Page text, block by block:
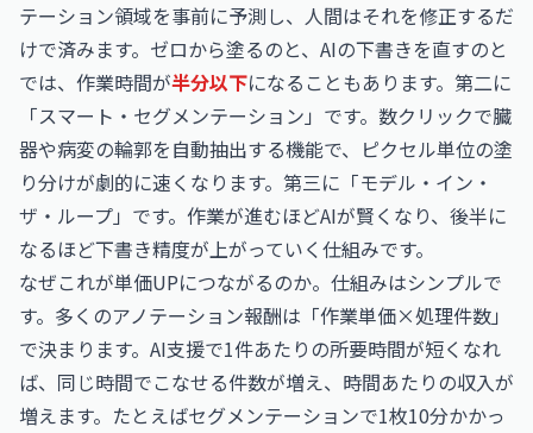
テーション領域を事前に予測し、人間はそれを修正するだ
けで済みます。ゼロから塗るのと、AIの下書きを直すのと
では、作業時間が半分以下になることもあります。第二に
「スマート・セグメンテーション」です。数クリックで臓
器や病変の輪郭を自動抽出する機能で、ピクセル単位の塗
り分けが劇的に速くなります。第三に「モデル・イン・
ザ・ループ」です。作業が進むほどAIが賢くなり、後半に
なるほど下書き精度が上がっていく仕組みです。
なぜこれが単価UPにつながるのか。仕組みはシンプルで
す。多くのアノテーション報酬は「作業単価×処理件数」
で決まります。AI支援で1件あたりの所要時間が短くなれ
ば、同じ時間でこなせる件数が増え、時間あたりの収入が
増えます。たとえばセグメンテーションで1枚10分かかっ